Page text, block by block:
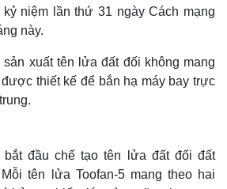
niệm lần thứ 31 ngày Cách mạng
này.
xuất tên lửa đất đối không mang
thiết kế để bắn hạ máy bay trực
bắt đầu chế tạo tên lửa đất đối đất
tên lửa Toofan-5 mang theo hai